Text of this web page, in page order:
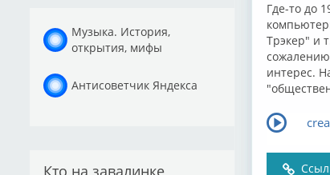
Музыка. История,
открытия, мифы
Антисоветчик Яндекса
Кто на завалинке
Где-то до
Трэкер" и
сожалению
интерес.